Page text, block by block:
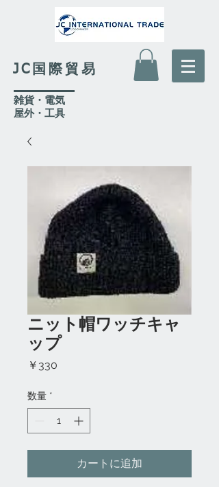
JC国際貿易
​雑貨・電気
​屋外・工具
ニット帽ワッチキャ
ップ
￥330
数量 *
カートに追加